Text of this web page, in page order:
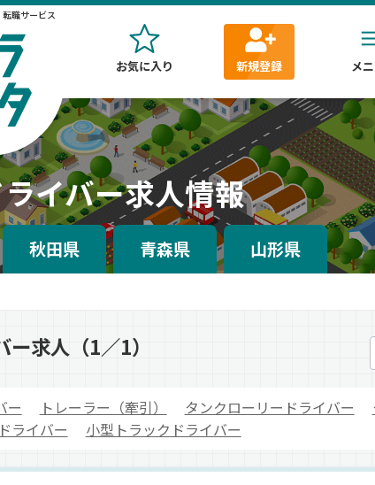
職サービス
お気に入り 新規登録 メ
イバー求人情報
秋田県 青森県 山形県
求人（1／1）
ー トレーラー（牽引） タンクローリードライバー
ライバー 小型トラックドライバー